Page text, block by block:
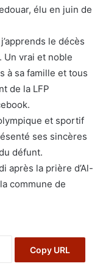
élu en juin de
le décès
Un vrai et noble
à sa famille et tous
de la LFP
et sportif
ses sincères
défunt.
après la prière d’Al-
commune de
Copy URL